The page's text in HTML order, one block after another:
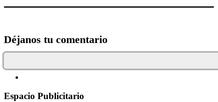
Déjanos tu comentario
Espacio Publicitario